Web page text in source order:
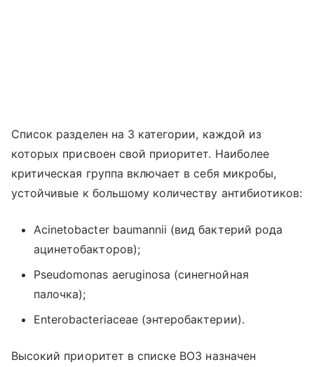
Список разделен на 3 категории, каждой из
которых присвоен свой приоритет. Наиболее
критическая группа включает в себя микробы,
устойчивые к большому количеству антибиотиков:
Acinetobacter baumannii (вид бактерий рода
ацинетобакторов);
Pseudomonas aeruginosa (синегнойная
палочка);
Enterobacteriaceae (энтеробактерии).
Высокий приоритет в списке ВОЗ назначен